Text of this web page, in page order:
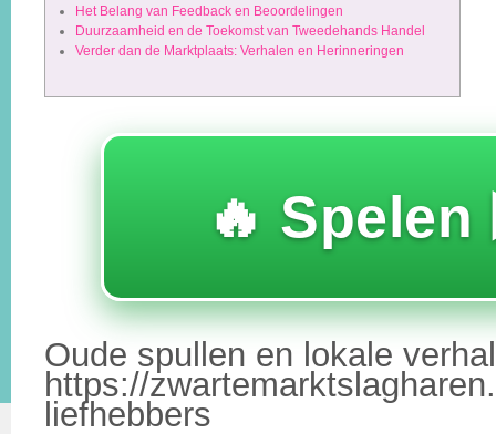
Het Belang van Feedback en Beoordelingen
Duurzaamheid en de Toekomst van Tweedehands Handel
Verder dan de Marktplaats: Verhalen en Herinneringen
🔥
Oude spullen en lokale
https://
liefhebbers